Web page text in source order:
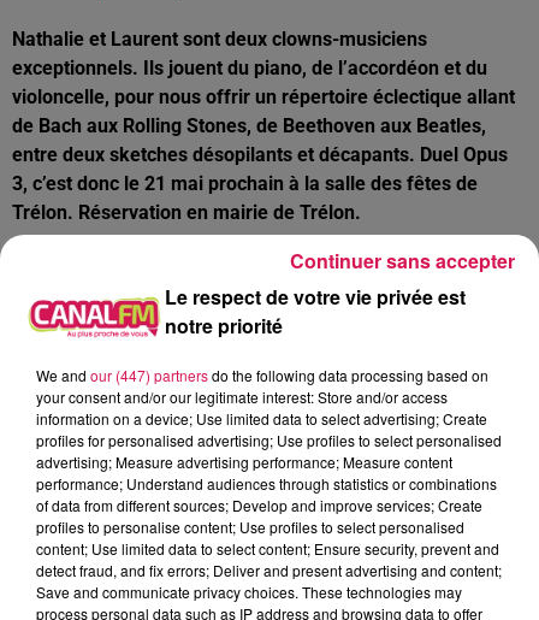
Nathalie et Laurent sont deux clowns-musiciens
exceptionnels. Ils jouent du piano, de l’accordéon et du
violoncelle, pour nous offrir un répertoire éclectique allant
de Bach aux Rolling Stones, de Beethoven aux Beatles,
entre deux sketches désopilants et décapants. Duel Opus
3, c’est donc le 21 mai prochain à la salle des fêtes de
Trélon. Réservation en mairie de Trélon.
Vervins : le retour du forum de l’emploi et de l’alternance
ce jeudi 12 mai à la salle polyvalente
Après 2 années blanches pour cause de pandémie, la
Mission locale relance ce jeudi son traditionnel forum de
l’emploi. Plus de 100 postes seront à pourvoir et autant
d’offres de formations ou de contrats en alternances. À ce
jour, plus de 1 500 jeunes sont suivis par la Mission locale
en Thiérache et si certains n’ont pas de moyens de
locomotion, notez qu’une navette gratuite sera mise à leur
Le respect de votre vie privée est
notre priorité
We and our (447) partnersdo the following data processing based on
your consent and/or our legitimate interest: Store and/or access
information on a device; Use limited data to select advertising; Create
profiles for personalised advertising; Use profiles to select personalised
advertising; Measure advertising performance; Measure content
performance; Understand audiences through statistics or combinations
of data from different sources; Develop and improve services; Create
profiles to personalise content; Use profiles to select personalised
content; Use limited data to select content; Ensure security, prevent and
detect fraud, and fix errors; Deliver and present advertising and content;
Save and communicate privacy choices. These technologies may
process personal data such as IP address and browsing data to offer
Continuer sans accepter